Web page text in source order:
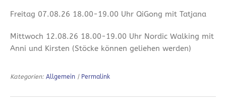
Freitag 07.08.26 18.00-19.00 Uhr QiGong mit Tatjana
Mittwoch 12.08.26 18.00-19.00 Uhr Nordic Walking mit
Anni und Kirsten (Stöcke können geliehen werden)
Kategorien: Allgemein | Permalink